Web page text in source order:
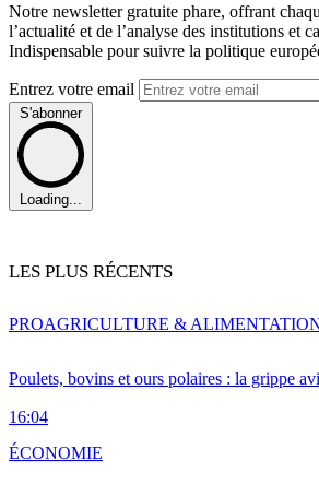
Notre newsletter gratuite phare, offrant
l’actualité et de l’analyse des institutions et
Indispensable pour suivre la politique
Entrez votre email
S'abonner
Loading...
LES PLUS RÉCENTS
Poulets, bovins et ours polaires : la grippe
16:04
PROAGRICULTURE &
ÉCONOMIE